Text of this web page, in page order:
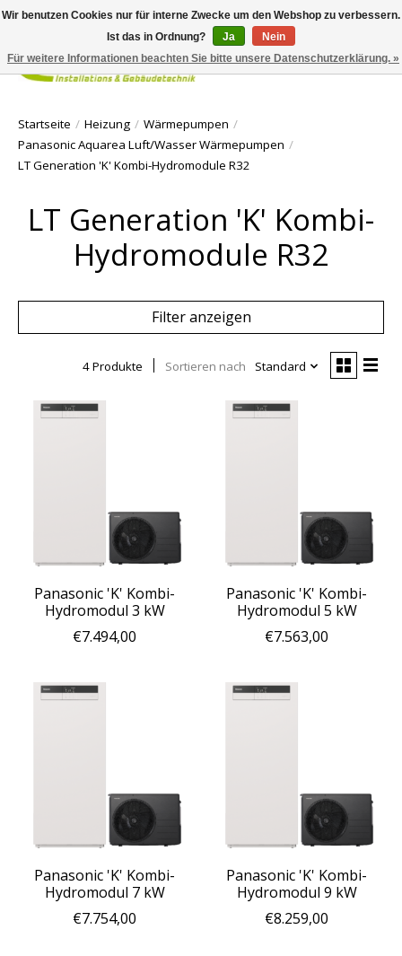
Ihr
Startseite / Heizung / Wärmepumpen /
Panasonic Aquarea Luft/Wasser Wärmepumpen /
LT Generation 'K' Kombi-Hydromodule R32
LT Generation 'K' Kombi-
Hydromodule R32
Filter anzeigen
4 Produkte Sortieren nach Standard
Panasonic 'K' Kombi-
Hydromodul 3 kW
€7.494,00
Panasonic 'K' Kombi-
Hydromodul 5 kW
€7.563,00
Panasonic 'K' Kombi-
Hydromodul 7 kW
€7.754,00
Panasonic 'K' Kombi-
Hydromodul 9 kW
€8.259,00
Wir benutzen Cookies nur für interne Zwecke um den Webshop zu verbessern.
Ist das in Ordnung?
Ja
Nein
Für weitere Informationen beachten Sie bitte unsere Datenschutzerklärung. »